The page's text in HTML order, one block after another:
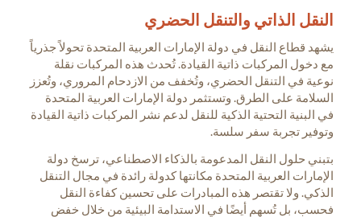
النقل الذاتي والتنقل الحضري
يشهد قطاع النقل في دولة الإمارات العربية المتحدة تحولاً جذرياً
مع دخول المركبات ذاتية القيادة. تُحدث هذه المركبات نقلة
نوعية في التنقل الحضري، وتُخفف من الازدحام المروري، وتُعزز
السلامة على الطرق. وتستثمر دولة الإمارات العربية المتحدة
في البنية التحتية الذكية للنقل لدعم نشر المركبات ذاتية القيادة
وتوفير تجربة سفر سلسة.
بتبني حلول النقل المدعومة بالذكاء الاصطناعي، ترسخ دولة
الإمارات العربية المتحدة مكانتها كدولة رائدة في مجال التنقل
الذكي. ولا تقتصر هذه المبادرات على تحسين كفاءة النقل
فحسب، بل تُسهم أيضًا في الاستدامة البيئية من خلال خفض